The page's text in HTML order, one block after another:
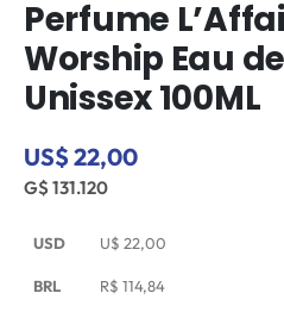
Perfume
Worship Eau
Unissex 100ML
US$ 22,00
G$ 131.120
USD U$ 22,00
BRL R$ 114,84